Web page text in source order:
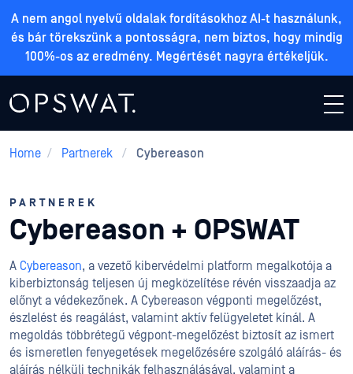
A nem angol nyelvű oldalak fordításokhoz AI-t használunk,
és bár törekszünk a pontosságra, nem biztos, hogy mindig
100%-os az eredmény. Megértését nagyra értékeljük.
Home / Partnerek / Cybereason
PARTNEREK
Cybereason + OPSWAT
A Cybereason, a vezető kibervédelmi platform megalkotója a
kiberbiztonság teljesen új megközelítése révén visszaadja az
előnyt a védekezőnek. A Cybereason végponti megelőzést,
észlelést és reagálást, valamint aktív felügyeletet kínál. A
megoldás többrétegű végpont-megelőzést biztosít az ismert
és ismeretlen fenyegetések megelőzésére szolgáló aláírás- és
aláírás nélküli technikák felhasználásával, valamint a